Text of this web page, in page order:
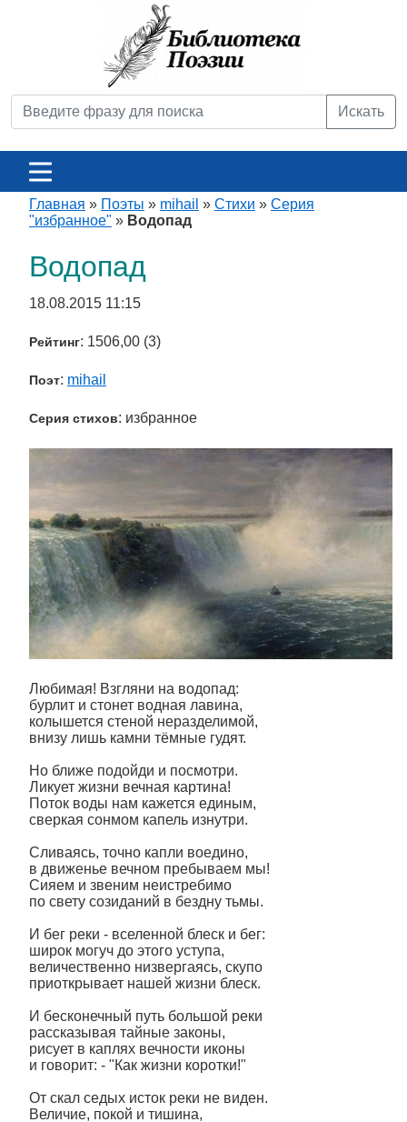
Искать
Главная » Поэты » mihail » Стихи » Серия
"избранное" » Водопад
Водопад
18.08.2015 11:15
Рейтинг: 1506,00 (3)
Поэт: mihail
Серия стихов: избранное
Любимая! Взгляни на водопад:
бурлит и стонет водная лавина,
колышется стеной неразделимой,
внизу лишь камни тёмные гудят.
Но ближе подойди и посмотри.
Ликует жизни вечная картина!
Поток воды нам кажется единым,
сверкая сонмом капель изнутри.
Сливаясь, точно капли воедино,
в движенье вечном пребываем мы!
Сияем и звеним неистребимо
по свету созиданий в бездну тьмы.
И бег реки - вселенной блеск и бег:
широк могуч до этого уступа,
величественно низвергаясь, скупо
приоткрывает нашей жизни блеск.
И бесконечный путь большой реки
рассказывая тайные законы,
рисует в каплях вечности иконы
и говорит: - "Как жизни коротки!"
От скал седых исток реки не виден.
Величие, покой и тишина,